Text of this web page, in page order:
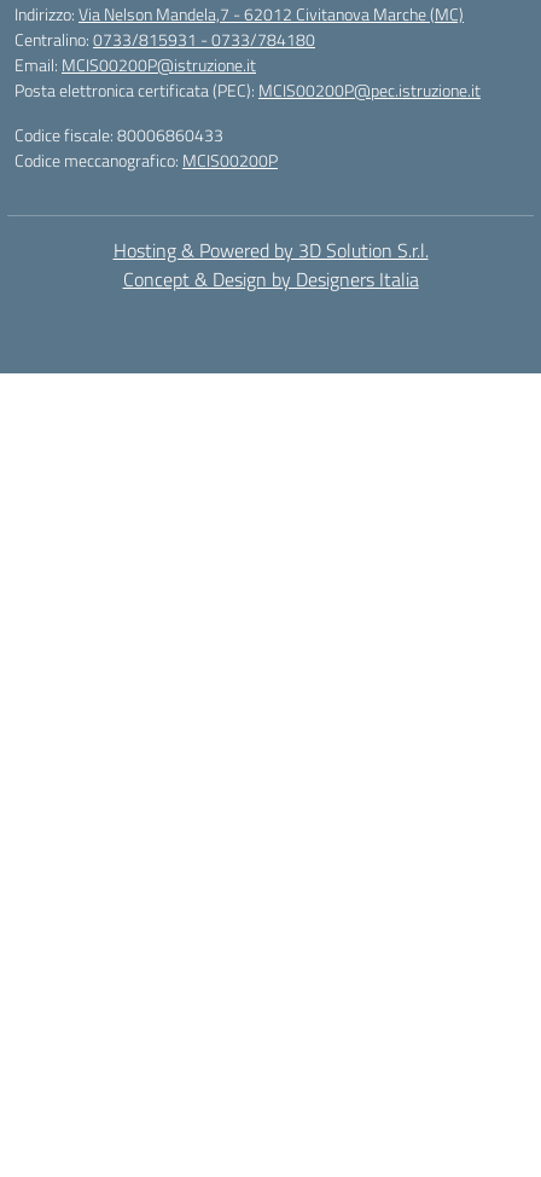
Indirizzo:Via Nelson Mandela,7 - 62012 Civitanova Marche (MC)
Centralino:0733/815931 - 0733/784180
Email: MCIS00200P@istruzione.it
Posta elettronica certificata (PEC): MCIS00200P@pec.istruzione.it
Codice fiscale: 80006860433
Codice meccanografico: MCIS00200P
Hosting & Powered by 3D Solution S.r.l.
Concept & Design by Designers Italia